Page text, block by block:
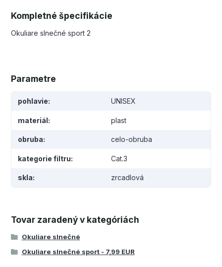
Kompletné špecifikácie
Okuliare slnečné sport 2
Parametre
pohlavie UNISEX
materiál plast
obruba celo-obruba
kategorie filtru Cat.3
skla zrcadlová
Tovar zaradený v kategóriách
Okuliare slnečné
Okuliare slnečné sport - 7,99 EUR